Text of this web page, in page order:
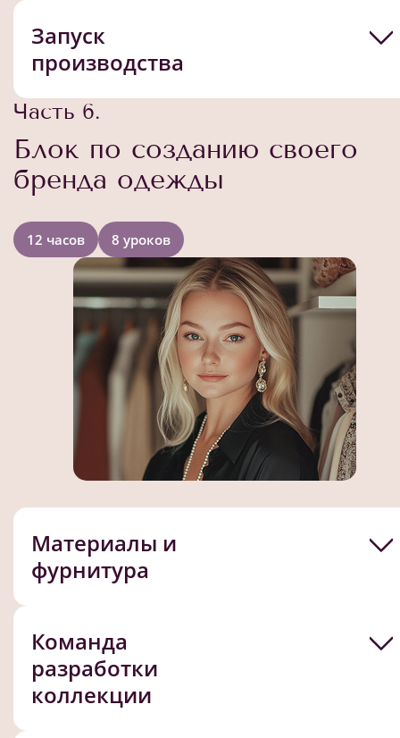
Запуск
производства
Часть 6.
Блок по созданию своего
бренда одежды
12 часов 8 уроков
Материалы и
фурнитура
Команда
разработки
коллекции